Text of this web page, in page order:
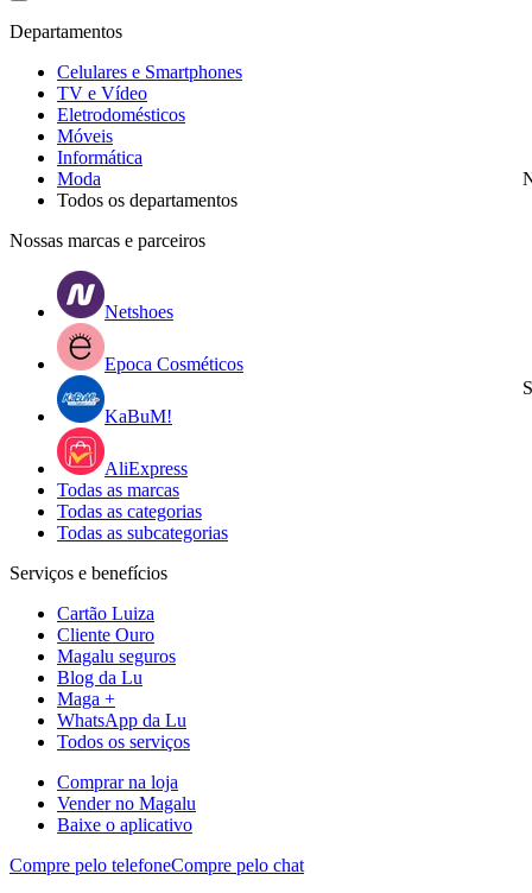
Departamentos
Celulares e Smartphones
TV e Vídeo
Eletrodomésticos
Móveis
Informática
Moda
Todos os departamentos
Nossas marcas e parceiros
Netshoes
Epoca Cosméticos
KaBuM!
AliExpress
Todas as marcas
Todas as categorias
Todas as subcategorias
Serviços e benefícios
Cartão Luiza
Cliente Ouro
Magalu seguros
Blog da Lu
Maga +
WhatsApp da Lu
Todos os serviços
Comprar na loja
Vender no Magalu
Baixe o aplicativo
Compre pelo telefoneCompre pelo chat